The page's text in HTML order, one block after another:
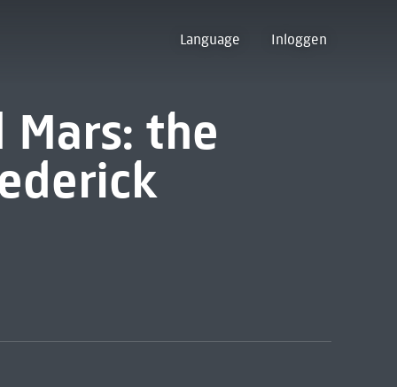
Language Inloggen
Mars: the